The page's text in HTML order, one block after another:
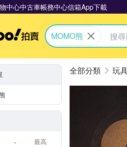
中心中古車帳務中心信箱App下載
Yahoo拍賣
MOMO熊
-
玩